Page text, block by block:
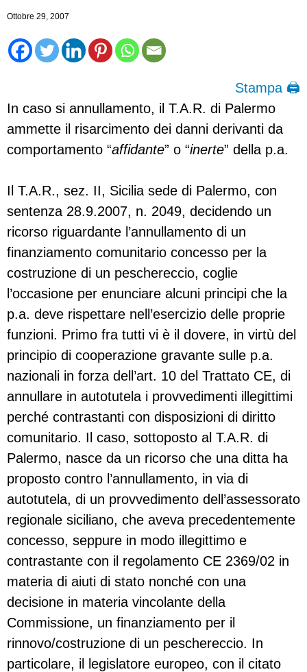
Ottobre 29, 2007
Stampa 🖨
In caso si annullamento, il T.A.R. di Palermo
ammette il risarcimento dei danni derivanti da
comportamento “affidante” o “inerte” della p.a.
Il T.A.R., sez. II, Sicilia sede di Palermo, con
sentenza 28.9.2007, n. 2049, decidendo un
ricorso riguardante l’annullamento di un
finanziamento comunitario concesso per la
costruzione di un peschereccio, coglie
l’occasione per enunciare alcuni principi che la
p.a. deve rispettare nell’esercizio delle proprie
funzioni. Primo fra tutti vi è il dovere, in virtù del
principio di cooperazione gravante sulle p.a.
nazionali in forza dell’art. 10 del Trattato CE, di
annullare in autotutela i provvedimenti illegittimi
perché contrastanti con disposizioni di diritto
comunitario. Il caso, sottoposto al T.A.R. di
Palermo, nasce da un ricorso che una ditta ha
proposto contro l’annullamento, in via di
autotutela, di un provvedimento dell’assessorato
regionale siciliano, che aveva precedentemente
concesso, seppure in modo illegittimo e
contrastante con il regolamento CE 2369/02 in
materia di aiuti di stato nonché con una
decisione in materia vincolante della
Commissione, un finanziamento per il
rinnovo/costruzione di un peschereccio. In
particolare, il legislatore europeo, con il citato